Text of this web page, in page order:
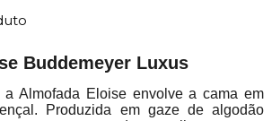
Buddemeyer Luxus
a Almofada Eloise envolve a cama em
Produzida em gaze de algodão